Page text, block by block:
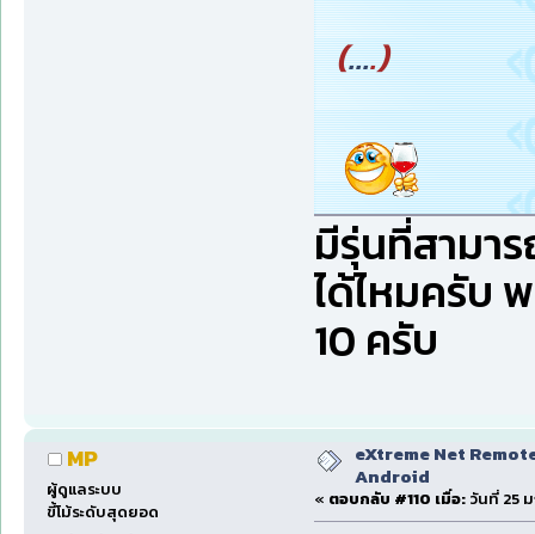
(....)
มีรุ่นที่สามา
ได้ไหมครับ
10 ครับ
MP
ผู้ดูแลระบบ
ขี้โม้ระดับสุดยอด
eXtreme Net
Android
« ตอบกลับ #110 เมื่อ: วันที่ 25